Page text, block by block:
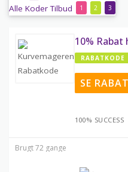
Alle 3
Koder 2
Tilbud 1
10% Rabat
RABATKODE
SE
100% SUCCESS
Brugt 72 gange